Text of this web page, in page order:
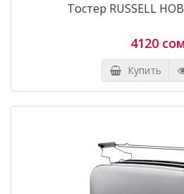
Тостер RUSSELL
4120
Купить